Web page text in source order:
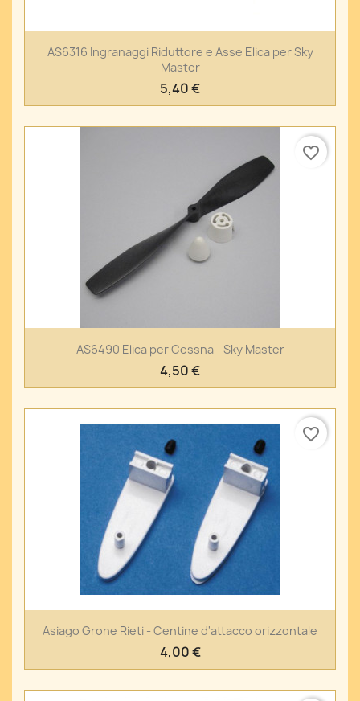
AS6316 Ingranaggi Riduttore e Asse Elica per Sky
Master
5,40 €
AS6490 Elica per Cessna - Sky Master
4,50 €
favorite_border
Asiago Grone Rieti - Centine d'attacco orizzontale
4,00 €
favorite_border